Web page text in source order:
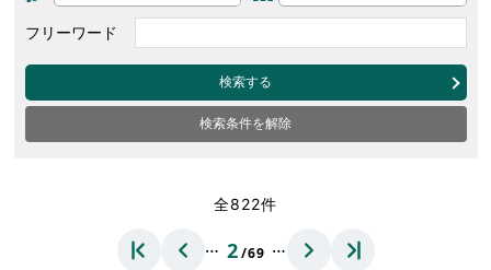
フリーワード
検索する
検索条件を解除
全822件
… 2/69 …